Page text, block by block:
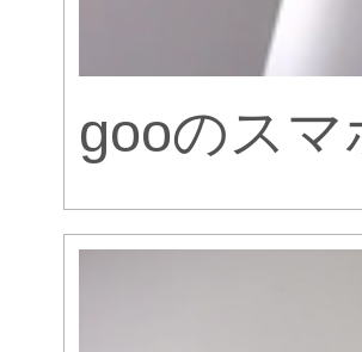
gooのスマ